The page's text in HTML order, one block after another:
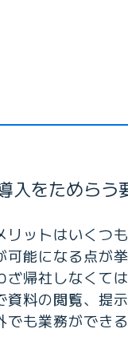
入をためらう
ットはいくつ
能になる点が
帰社しなくて
料の閲覧、提
も業務ができ